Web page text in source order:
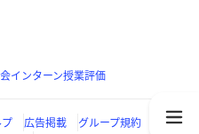
インターン授業評価
広告掲載
グループ規約